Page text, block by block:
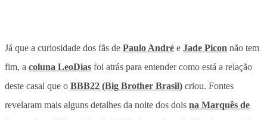
Já que a curiosidade dos fãs de Paulo André e Jade Picon não tem
fim, a coluna LeoDias foi atrás para entender como está a relação
deste casal que o BBB22 (Big Brother Brasil) criou. Fontes
revelaram mais alguns detalhes da noite dos dois na Marquês de